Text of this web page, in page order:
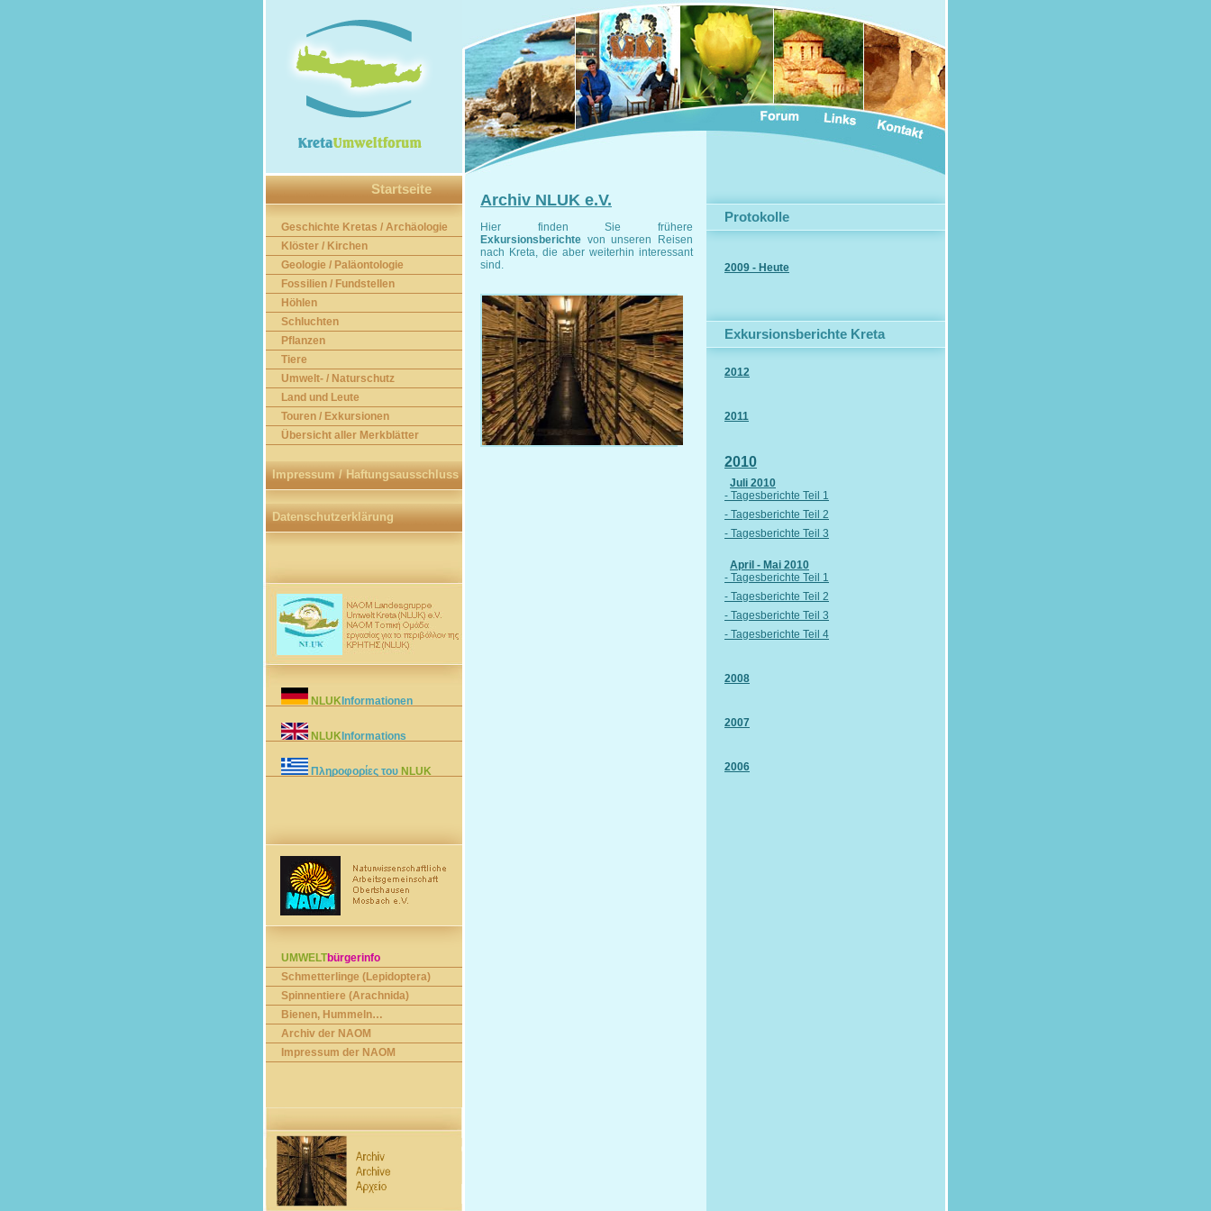
Startseite
Geschichte Kretas / Archäologie
Klöster / Kirchen
Geologie / Paläontologie
Fossilien / Fundstellen
Höhlen
Schluchten
Pflanzen
Tiere
Umwelt- / Naturschutz
Land und Leute
Touren / Exkursionen
Übersicht aller Merkblätter
Impressum / Haftungsausschluss
Datenschutzerklärung
NLUK Informationen
NLUK Informations
Πληροφορίες του NLUK
UMWELTbürgerinfo
Schmetterlinge (Lepidoptera)
Spinnentiere (Arachnida)
Bienen, Hummeln…
Archiv der NAOM
Impressum der NAOM
Archiv NLUK e.V.
Hier finden Sie frühere
Exkursionsberichte von unseren Reisen
nach Kreta, die aber weiterhin interessant
sind.
Protokolle
2009 - Heute
Exkursionsberichte Kreta
2012
2011
2010
Juli 2010
- Tagesberichte Teil 1
- Tagesberichte Teil 2
- Tagesberichte Teil 3
April - Mai 2010
- Tagesberichte Teil 1
- Tagesberichte Teil 2
- Tagesberichte Teil 3
- Tagesberichte Teil 4
2008
2007
2006